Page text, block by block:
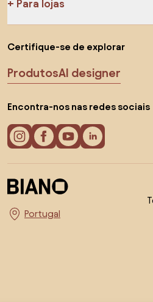
Para lojas
Certifique-se de explorar
ProdutosAI designer
Encontra-nos nas redes sociais
Escolha o país